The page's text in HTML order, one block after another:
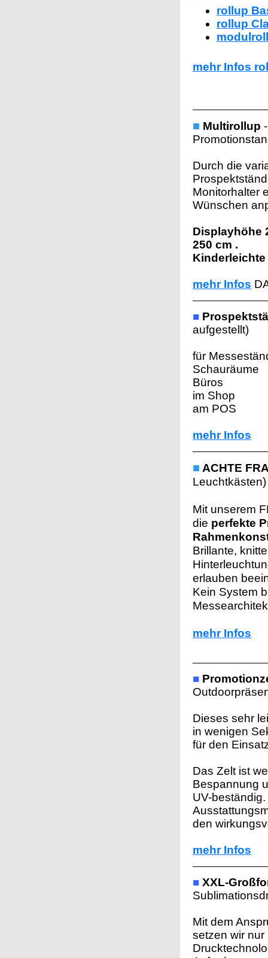
rollup
rollup
mehr Infos
■ Multirollup
Durch die
Monitorhalter
Wünschen
Displayhöhe
250 cm .
mehr Infos
■
aufgestellt)
für
Schauräume
Büros
im Shop
am POS
mehr Infos
■ ACHTE
Leuchtkästen)
Mit unserem
die perfekte
Brillante,
erlauben
Kein System
mehr Infos
■
Dieses sehr
in wenigen
für den
Das Zelt ist
Bespannung
UV-
den
mehr Infos
■ XXL-
Mit dem
setzen wir